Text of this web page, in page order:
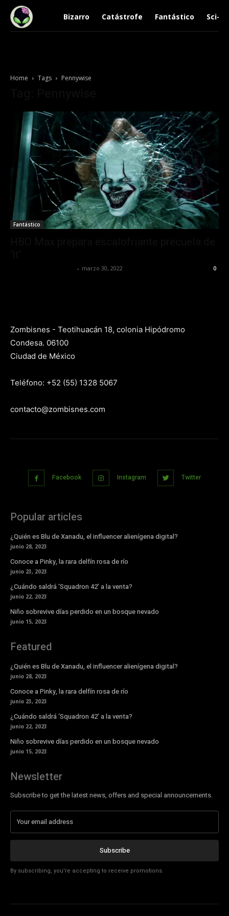
Bizarro Catástrofe Fantástico Sci-Fi
Home Tags Pennywise
Fantástico
- marzo 30, 2022 0
Zombisnes - Teotihuacán 18, colonia Hipódromo
Condesa. 06100
Ciudad de México
Teléfono: +52 (55) 1328 5067
contacto@zombisnes.com
Facebook Instagram Twitter
Popular articles
¿Quién es Blu de Xanadu, el influencer alienígena digital?
junio 28, 2023
Conoce a Pinky, la rara delfín rosa de río
junio 23, 2023
¿Cuándo saldrá ‘Squadron 42’ a la venta?
junio 22, 2023
Niño sobrevive días perdido en un bosque nevado
junio 15, 2023
Featured
¿Quién es Blu de Xanadu, el influencer alienígena digital?
junio 28, 2023
Conoce a Pinky, la rara delfín rosa de río
junio 23, 2023
¿Cuándo saldrá ‘Squadron 42’ a la venta?
junio 22, 2023
Niño sobrevive días perdido en un bosque nevado
junio 15, 2023
Newsletter
Subscribe to get the latest news, offers and special announcements.
Subscribe
By subscribing, you're accepting to receive promotions.